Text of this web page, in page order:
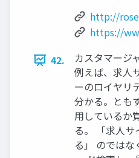
http://
https://
42.
カスタマージ
例えば、求⼈
ーのロイヤリ
分かる。とも
⽤しているか
る。 「求⼈
る」 のでは